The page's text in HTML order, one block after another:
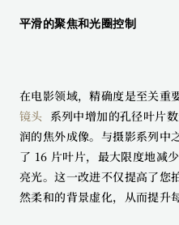
平滑的聚焦和光圈控制
在电影领域，精确度是至关重
镜头 系列中增加的孔径叶片
润的焦外成像。与摄影系列中
了 16 片叶片，最大限度地减
亮光。这一改进不仅提高了您
然柔和的背景虚化，从而提升